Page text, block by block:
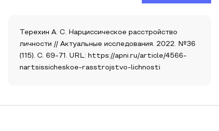
Терехин А. С. Нарциссическое расстройство
личности // Актуальные исследования. 2022. №36
(115). С. 69-71. URL: https://apni.ru/article/4566-
nartsissicheskoe-rasstrojstvo-lichnosti